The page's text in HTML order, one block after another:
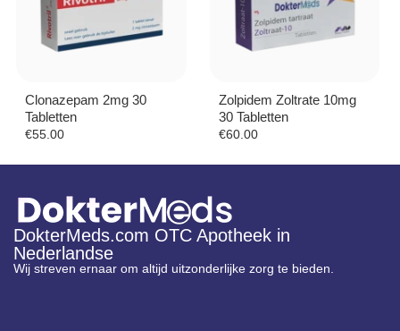
Clonazepam 2mg 30
Tabletten
€55.00
Zolpidem Zoltrate 10mg
30 Tabletten
€60.00
DokterMeds.com OTC Apotheek in
Nederlandse
Wij streven ernaar om altijd uitzonderlijke zorg te bieden.